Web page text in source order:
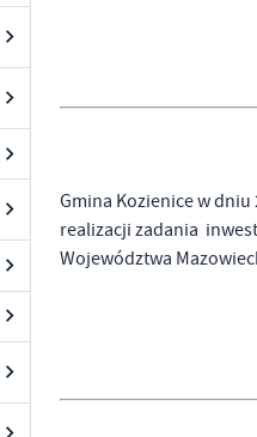
Gmina Kozienice w
realizacji zadania
Województwa